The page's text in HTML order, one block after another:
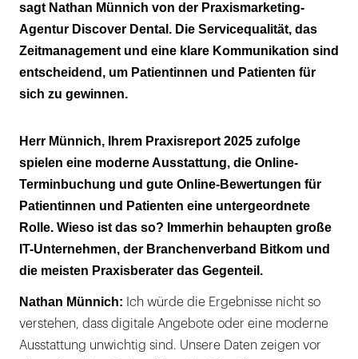
sagt Nathan Münnich von der Praxismarketing-
Agentur Discover Dental. Die Servicequalität, das
Zeitmanagement und eine klare Kommunikation sind
entscheidend, um Patientinnen und Patienten für
sich zu gewinnen.
Herr Münnich, Ihrem Praxisreport 2025 zufolge
spielen eine moderne Ausstattung, die Online-
Terminbuchung und gute Online-Bewertungen für
Patientinnen und Patienten eine untergeordnete
Rolle. Wieso ist das so? Immerhin behaupten große
IT-Unternehmen, der Branchenverband Bitkom und
die meisten Praxisberater das Gegenteil.
Nathan Münnich: Ich würde die Ergebnisse nicht so
verstehen, dass digitale Angebote oder eine moderne
Ausstattung unwichtig sind. Unsere Daten zeigen vor